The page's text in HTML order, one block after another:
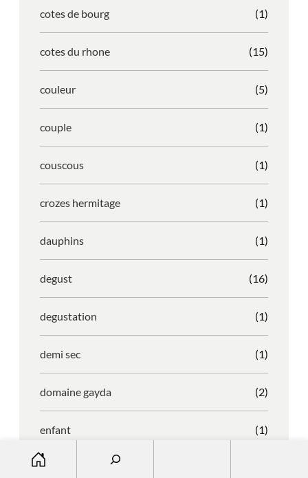
cotes de bourg (1)
cotes du rhone (15)
couleur (5)
couple (1)
couscous (1)
crozes hermitage (1)
dauphins (1)
degust (16)
degustation (1)
demi sec (1)
domaine gayda (2)
enfant (1)
entreprise